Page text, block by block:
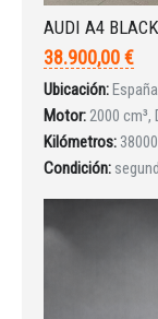
AUDI A4
38.900,00 €
Ubicación:
Motor:2000 cm³,
Kilómetros:
Condición: